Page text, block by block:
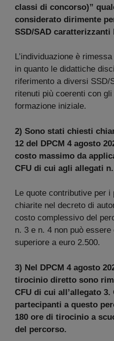
classi di concorso)”
considerato dirimente
SSD/SAD
L’individuazione è
in quanto le didattiche
riferimento a diversi SSD/
ritenuti più coerenti con
formazione iniziale.
2) Sono stati chiesti
12 del DPCM 4 agosto
costo massimo da
CFU di cui agli allegati
Le quote contributive per
chiarite nel decreto di
costo complessivo del
n. 3 e n. 4 non può
superiore a euro 2.500.
3) Nel DPCM 4 agosto
tirocinio diretto sono
CFU di cui all’allegato
partecipanti a questo
180 ore di tirocinio a
del percorso.